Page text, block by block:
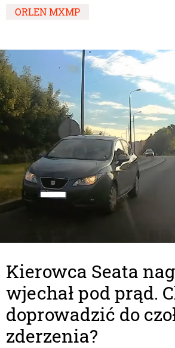
ORLEN MXMP
Kierowca Seata
wjechał pod prąd.
doprowadzić do
zderzenia?